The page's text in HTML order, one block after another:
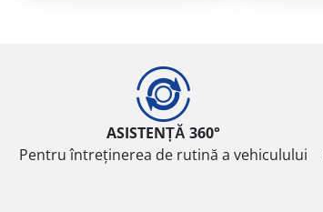
ASISTENȚĂ 360°
Pentru întreținerea de rutină a vehiculului